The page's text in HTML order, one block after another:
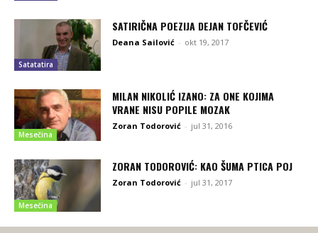
Satatatira
SATIRIČNA POEZIJA DEJAN TOFČEVIĆ
Deana Sailović - okt 19, 2017
Mesečina
MILAN NIKOLIĆ IZANO: ZA ONE KOJIMA
VRANE NISU POPILE MOZAK
Zoran Todorović - jul 31, 2016
Mesečina
ZORAN TODOROVIĆ: KAO ŠUMA PTICA POJ
Zoran Todorović - jul 31, 2017